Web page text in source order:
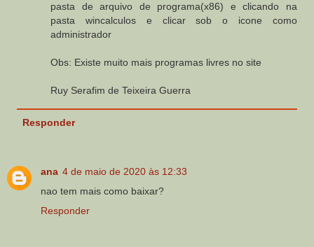
pasta de arquivo de programa(x86) e clicando na
pasta wincalculos e clicar sob o icone como
administrador
Obs: Existe muito mais programas livres no site
Ruy Serafim de Teixeira Guerra
Responder
ana 4 de maio de 2020 às 12:33
nao tem mais como baixar?
Responder